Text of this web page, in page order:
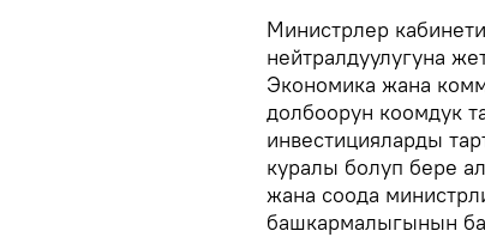
Министрлер
нейтралдуулугуна
Экономика жана
долбоорун коомдук
инвестицияларды
куралы болуп бере
жана соода
башкармалыгынын